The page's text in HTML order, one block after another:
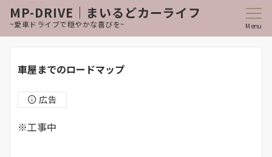
MP-DRIVE｜まいるどカーライフ
~愛車ドライブで穏やかな喜びを~ Menu
車屋までのロードマップ
広告
※工事中